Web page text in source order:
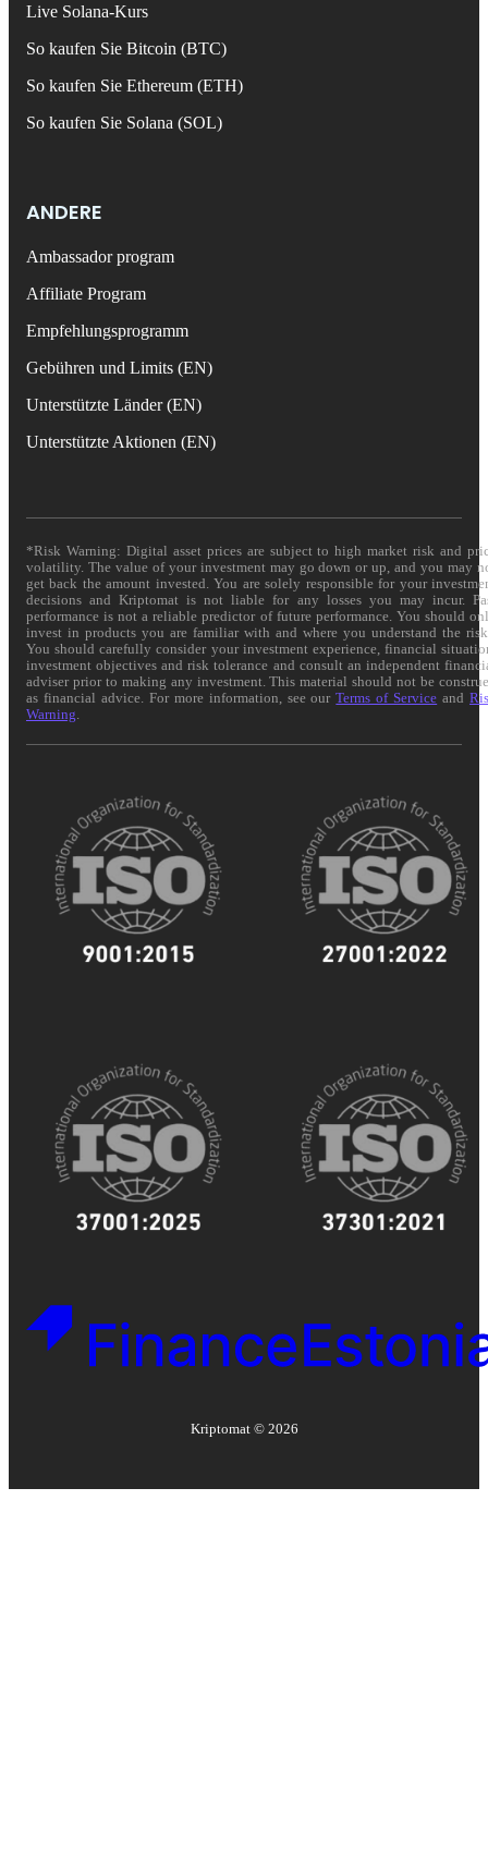
Live Solana-Kurs
So kaufen Sie Bitcoin (BTC)
So kaufen Sie Ethereum (ETH)
So kaufen Sie Solana (SOL)
ANDERE
Ambassador program
Affiliate Program
Empfehlungsprogramm
Gebühren und Limits (EN)
Unterstützte Länder (EN)
Unterstützte Aktionen (EN)
*Risk Warning: Digital asset prices are subject to high market risk and
volatility. The value of your investment may go down or up, and you may
get back the amount invested. You are solely responsible for your
decisions and Kriptomat is not liable for any losses you may incur.
performance is not a reliable predictor of future performance. You should
invest in products you are familiar with and where you understand the
You should carefully consider your investment experience, financial
investment objectives and risk tolerance and consult an independent
adviser prior to making any investment. This material should not be
as financial advice. For more information, see ourTerms of Service and
Warning
Kriptomat © 2026